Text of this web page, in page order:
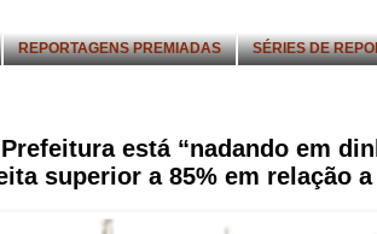
REPORTAGENS PREMIADAS SÉRIES DE
está “nadando em
superior a 85% em relação a